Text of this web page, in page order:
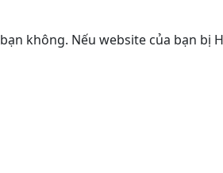
không. Nếu website của bạn bị